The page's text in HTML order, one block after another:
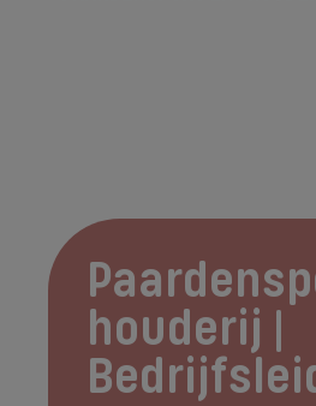
houderij |